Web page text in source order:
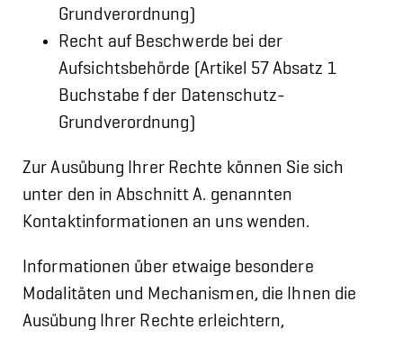
Grundverordnung)
Recht auf Beschwerde bei der
Aufsichtsbehörde (Artikel 57 Absatz 1
Buchstabe f der Datenschutz-
Grundverordnung)
Zur Ausübung Ihrer Rechte können Sie sich
unter den in Abschnitt A. genannten
Kontaktinformationen an uns wenden.
Informationen über etwaige besondere
Modalitäten und Mechanismen, die Ihnen die
Ausübung Ihrer Rechte erleichtern,